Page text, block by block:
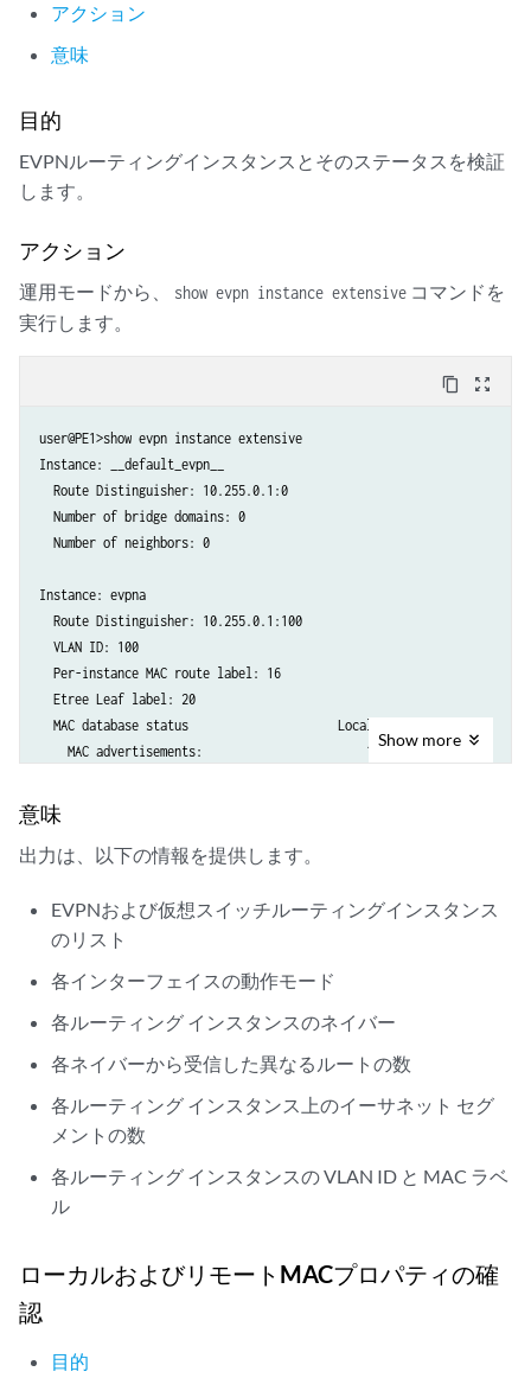
アクション
意味
目的
EVPNルーティングインスタンスとそのステータスを検証
します。
アクション
運用モードから、 show evpn instance extensive コマンドを
実行します。
content_copy zoom_out_map
user@PE1>show evpn instance extensive
Instance: __default_evpn__
  Route Distinguisher: 10.255.0.1:0
  Number of bridge domains: 0
  Number of neighbors: 0
Instance: evpna
  Route Distinguisher: 10.255.0.1:100
  VLAN ID: 100
  Per-instance MAC route label: 16
  Etree Leaf label: 20
  MAC database status                     Local  Remote
    MAC advertisements:                       1       1
    Default gateway MAC advertisements:       0       0
  Number of local interfaces: 1 (1 up)
Interface name  ESI                            Mode
  Number of IRB interfaces: 0 (0 up)
  Number of bridge domains: 1
100                  1    1                Extended
  Number of neighbors: 2
Address               MAC    MAC+IP        AD        IM
10.255.0.2              0         0         1         1
  Number of ethernet segments: 0
Show more
意味
出力は、以下の情報を提供します。
EVPNおよび仮想スイッチルーティングインスタンス
のリスト
各インターフェイスの動作モード
各ルーティング インスタンスのネイバー
各ネイバーから受信した異なるルートの数
各ルーティング インスタンス上のイーサネット セグ
メントの数
各ルーティング インスタンスの VLAN ID と MAC ラベ
ル
ローカルおよびリモートMACプロパティの確
認
目的